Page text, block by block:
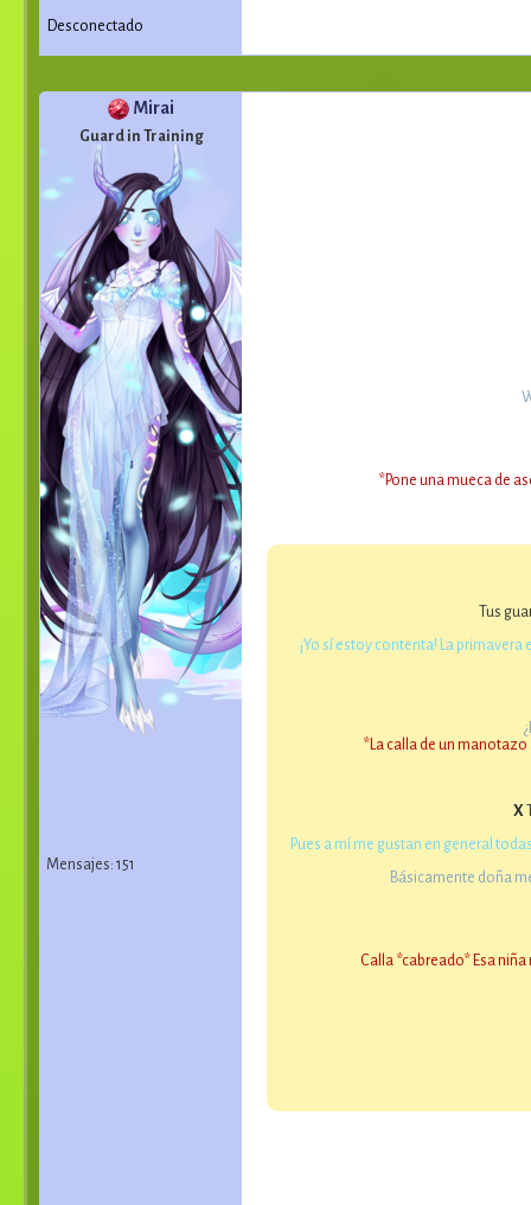
Desconectado
Mirai
Guard in Training
Mensajes: 151
*Pone una mueca de
Tus
¡Yo sí estoy contenta! La
*La calla de un
X
Pues a mí me gustan en general
Básicamente doña
Calla *cabreado* Esa